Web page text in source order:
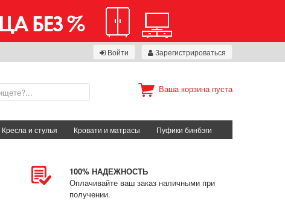
Войти Зарегистрироваться
Ваша корзина пуста
Кресла и стулья Кровати и матрасы Пуфики бинбэги
100% НАДЕЖНОСТЬ
Оплачивайте ваш заказ наличными при
получении.